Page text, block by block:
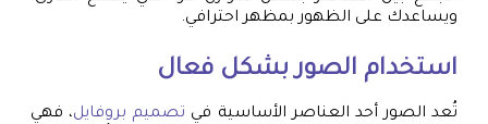
ويساعدك على الظهور بمظهر احترافي.
استخدام الصور بشكل فعال
تُعد الصور أحد العناصر الأساسية في تصميم بروفايل، فهي